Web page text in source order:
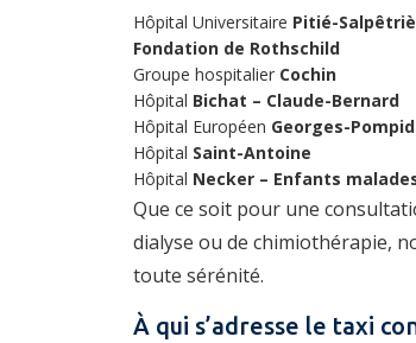
Hôpital Universitaire Pitié-
Fondation de Rothschild
Groupe hospitalier Cochin
Hôpital Bichat – Claude-Bernard
Hôpital Européen Georges-
Hôpital Saint-Antoine
Hôpital Necker – Enfants
Que ce soit pour une
dialyse ou de chimiothérapie,
toute sérénité.
À qui s’adresse le taxi